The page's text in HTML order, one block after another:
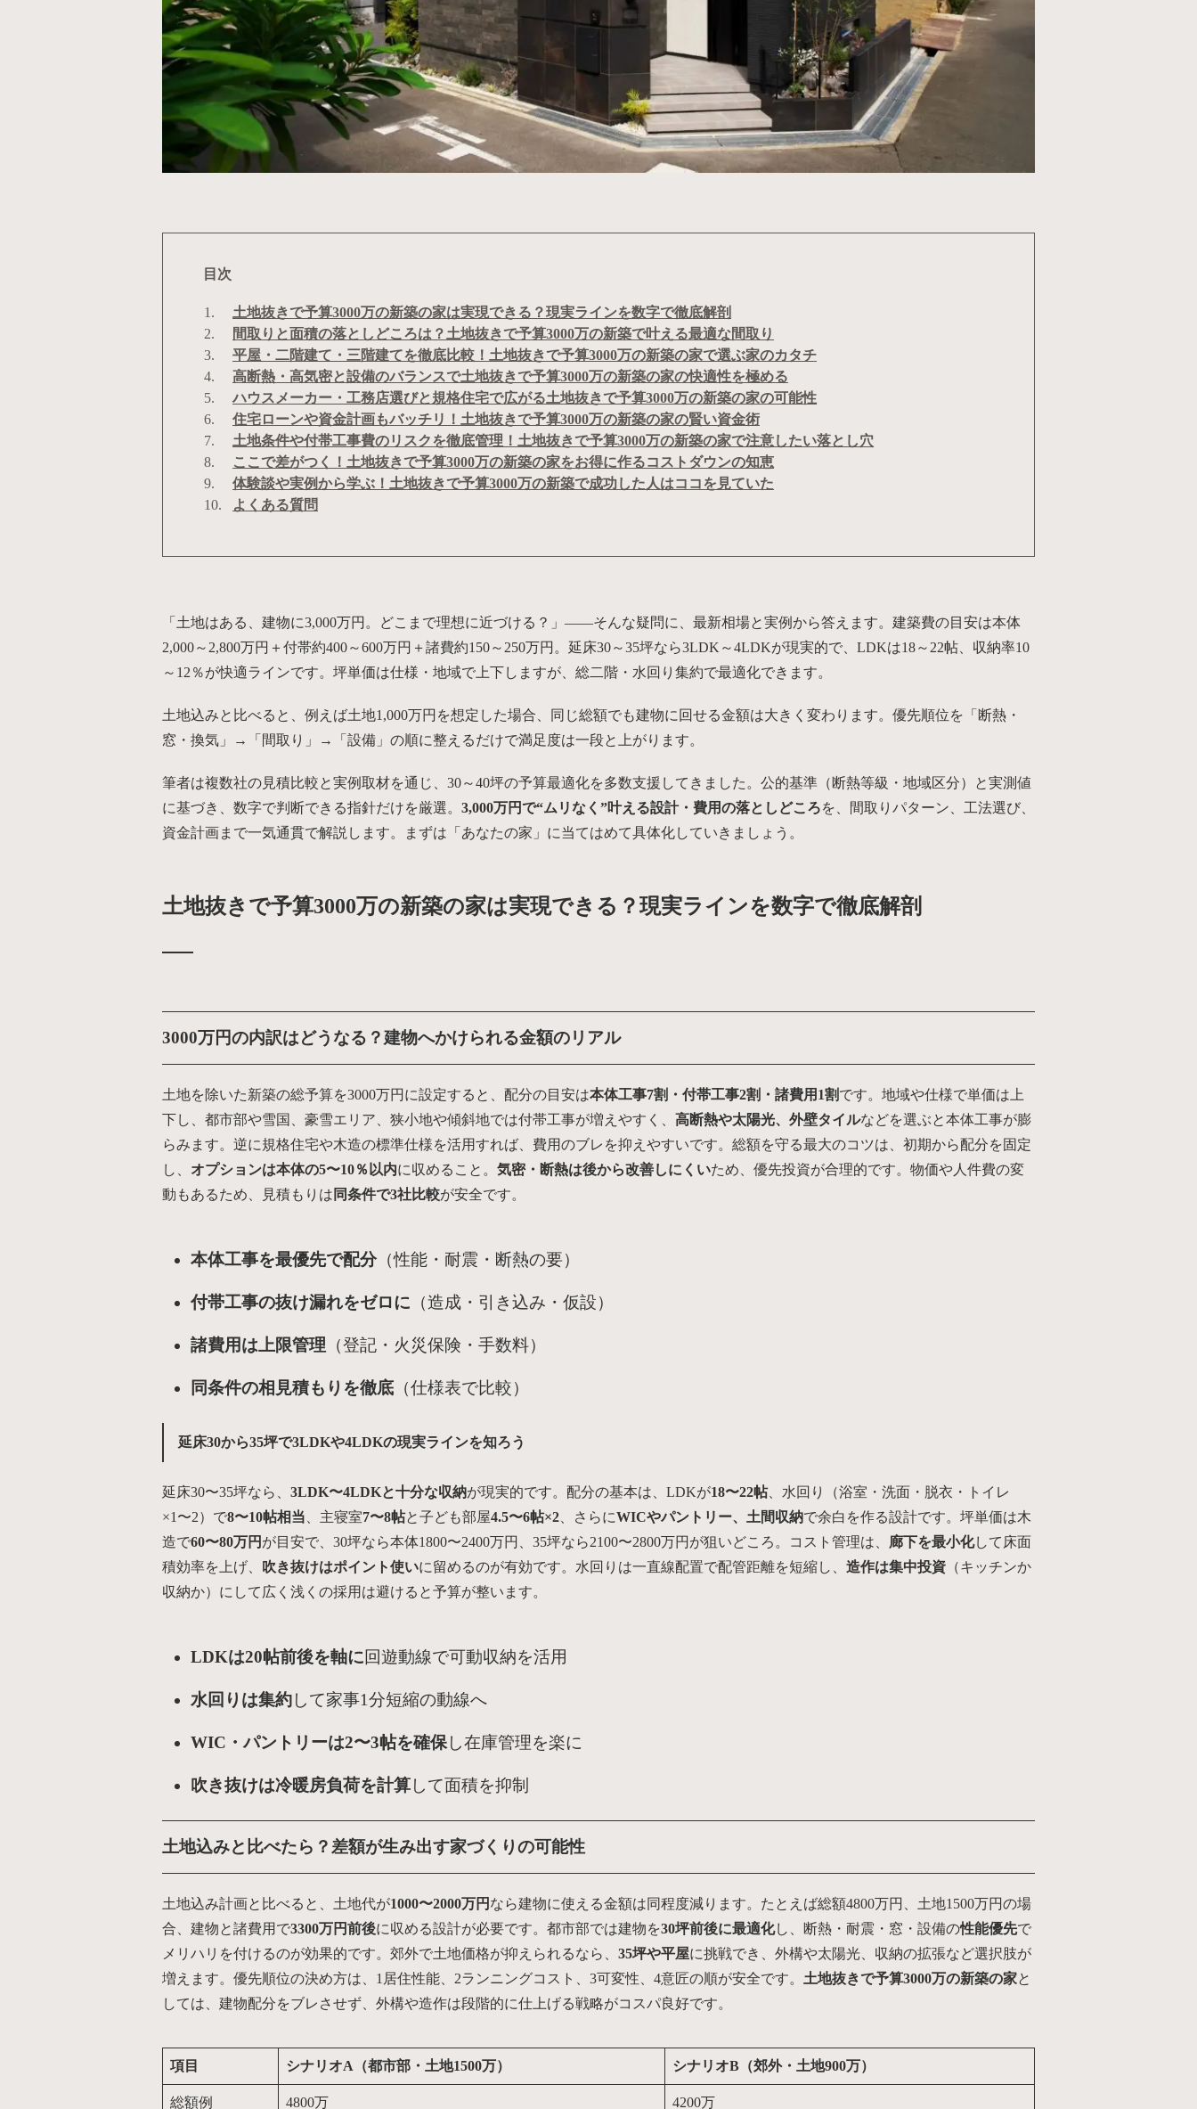
目次
土地抜きで予算3000万の新築の家は実現できる？現実ラインを数字で徹底解剖
間取りと面積の落としどころは？土地抜きで予算3000万の新築で叶える最適な間取り
平屋・二階建て・三階建てを徹底比較！土地抜きで予算3000万の新築の家で選ぶ家のカタチ
高断熱・高気密と設備のバランスで土地抜きで予算3000万の新築の家の快適性を極める
ハウスメーカー・工務店選びと規格住宅で広がる土地抜きで予算3000万の新築の家の可能性
住宅ローンや資金計画もバッチリ！土地抜きで予算3000万の新築の家の賢い資金術
土地条件や付帯工事費のリスクを徹底管理！土地抜きで予算3000万の新築の家で注意したい落とし穴
ここで差がつく！土地抜きで予算3000万の新築の家をお得に作るコストダウンの知恵
体験談や実例から学ぶ！土地抜きで予算3000万の新築で成功した人はココを見ていた
よくある質問
「土地はある、建物に3,000万円。どこまで理想に近づける？」——そんな疑問に、最新相場と実例から答えます。建築費の目安は本体
2,000～2,800万円＋付帯約400～600万円＋諸費約150～250万円。延床30～35坪なら3LDK～4LDKが現実的で、LDKは18～22帖、収納率10
～12％が快適ラインです。坪単価は仕様・地域で上下しますが、総二階・水回り集約で最適化できます。
土地込みと比べると、例えば土地1,000万円を想定した場合、同じ総額でも建物に回せる金額は大きく変わります。優先順位を「断熱・
窓・換気」→「間取り」→「設備」の順に整えるだけで満足度は一段と上がります。
筆者は複数社の見積比較と実例取材を通じ、30～40坪の予算最適化を多数支援してきました。公的基準（断熱等級・地域区分）と実測値
に基づき、数字で判断できる指針だけを厳選。 3,000万円で“ムリなく”叶える設計・費用の落としどころを、間取りパターン、工法選び、
資金計画まで一気通貫で解説します。まずは「あなたの家」に当てはめて具体化していきましょう。
土地抜きで予算3000万の新築の家は実現できる？現実ラインを数字で徹底解剖
3000万円の内訳はどうなる？建物へかけられる金額のリアル
土地を除いた新築の総予算を3000万円に設定すると、配分の目安は本体工事7割・付帯工事2割・諸費用1割です。地域や仕様で単価は上
下し、都市部や雪国、豪雪エリア、狭小地や傾斜地では付帯工事が増えやすく、 高断熱や太陽光、外壁タイルなどを選ぶと本体工事が膨
らみます。逆に規格住宅や木造の標準仕様を活用すれば、費用のブレを抑えやすいです。総額を守る最大のコツは、初期から配分を固定
し、 オプションは本体の5〜10％以内に収めること。 気密・断熱は後から改善しにくいため、優先投資が合理的です。物価や人件費の変
動もあるため、見積もりは 同条件で3社比較が安全です。
本体工事を最優先で配分（性能・耐震・断熱の要）
付帯工事の抜け漏れをゼロに （造成・引き込み・仮設）
諸費用は上限管理 （登記・火災保険・手数料）
同条件の相見積もりを徹底 （仕様表で比較）
延床30から35坪で3LDKや4LDKの現実ラインを知ろう
延床30〜35坪なら、 3LDK〜4LDKと十分な収納が現実的です。配分の基本は、LDKが18〜22帖、水回り（浴室・洗面・脱衣・トイレ
×1〜2）で8〜10帖相当 、主寝室7〜8帖と子ども部屋4.5〜6帖×2 、さらにWICやパントリー、土間収納で余白を作る設計です。坪単価は木
造で60〜80万円 が目安で、30坪なら本体1800〜2400万円、35坪なら2100〜2800万円が狙いどころ。コスト管理は、 廊下を最小化して床面
積効率を上げ、
吹き抜けはポイント使いに留めるのが有効です。水回りは一直線配置で配管距離を短縮し、 造作は集中投資 （キッチンか
収納か）にして広く浅くの採用は避けると予算が整います。
LDKは20帖前後を軸に回遊動線で可動収納を活用
水回りは集約して家事1分短縮の動線へ
WIC・パントリーは2〜3帖を確保し在庫管理を楽に
吹き抜けは冷暖房負荷を計算して面積を抑制
土地込みと比べたら？差額が生み出す家づくりの可能性
土地込み計画と比べると、土地代が1000〜2000万円 なら建物に使える金額は同程度減ります。たとえば総額4800万円、土地1500万円の場
合、建物と諸費用で3300万円前後に収める設計が必要です。都市部では建物を30坪前後に最適化し、断熱・耐震・窓・設備の性能優先で
メリハリを付けるのが効果的です。郊外で土地価格が抑えられるなら、 35坪や平屋に挑戦でき、外構や太陽光、収納の拡張など選択肢が
増えます。優先順位の決め方は、1居住性能、2ランニングコスト、3可変性、4意匠の順が安全です。 土地抜きで予算3000万の新築の家と
しては、建物配分をブレさせず、外構や造作は段階的に仕上げる戦略がコスパ良好です。
項目 シナリオA（都市部・土地1500万） シナリオB（郊外・土地900万）
総額例 4800万 4200万